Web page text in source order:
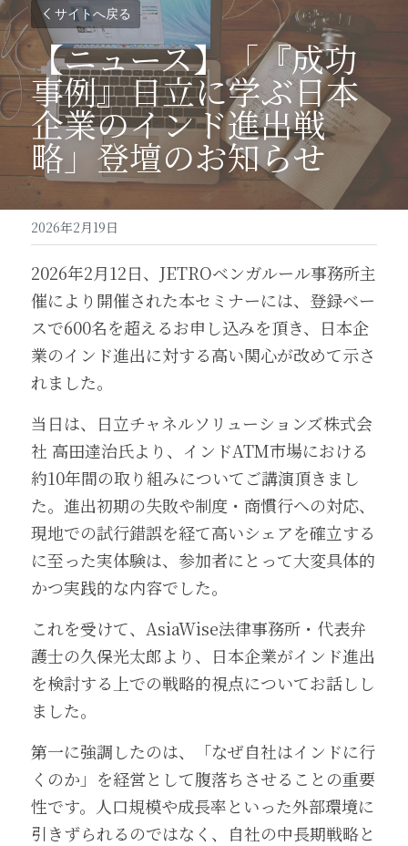
サイトへ戻る
【ニュース】「『成功
事例』日立に学ぶ日本
企業のインド進出戦
略」登壇のお知らせ
2026年2月19日
2026年2月12日、JETROベンガルール事務所主
催により開催された本セミナーには、登録ベー
スで600名を超えるお申し込みを頂き、日本企
業のインド進出に対する高い関心が改めて示さ
れました。
当日は、日立チャネルソリューションズ株式会
社 高田達治氏より、インドATM市場における
約10年間の取り組みについてご講演頂きまし
た。進出初期の失敗や制度・商慣行への対応、
現地での試行錯誤を経て高いシェアを確立する
に至った実体験は、参加者にとって大変具体的
かつ実践的な内容でした。
これを受けて、AsiaWise法律事務所・代表弁
護士の久保光太郎より、日本企業がインド進出
を検討する上での戦略的視点についてお話しし
ました。
第一に強調したのは、「なぜ自社はインドに行
くのか」を経営として腹落ちさせることの重要
性です。人口規模や成長率といった外部環境に
引きずられるのではなく、自社の中長期戦略と